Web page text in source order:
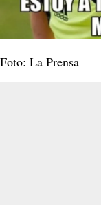
Foto: La Prensa